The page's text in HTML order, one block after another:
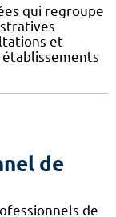
qui regroupe
et
de
de